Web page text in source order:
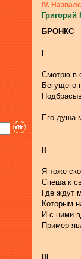
IV.
БРОНКС
Смотрю в
Бегущего
Его душа
Я тоже
Спеша к
Где ждут
Которым
И с ними
Пример